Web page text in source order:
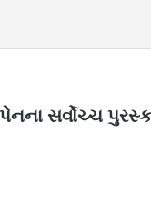
સર્વોચ્ચ